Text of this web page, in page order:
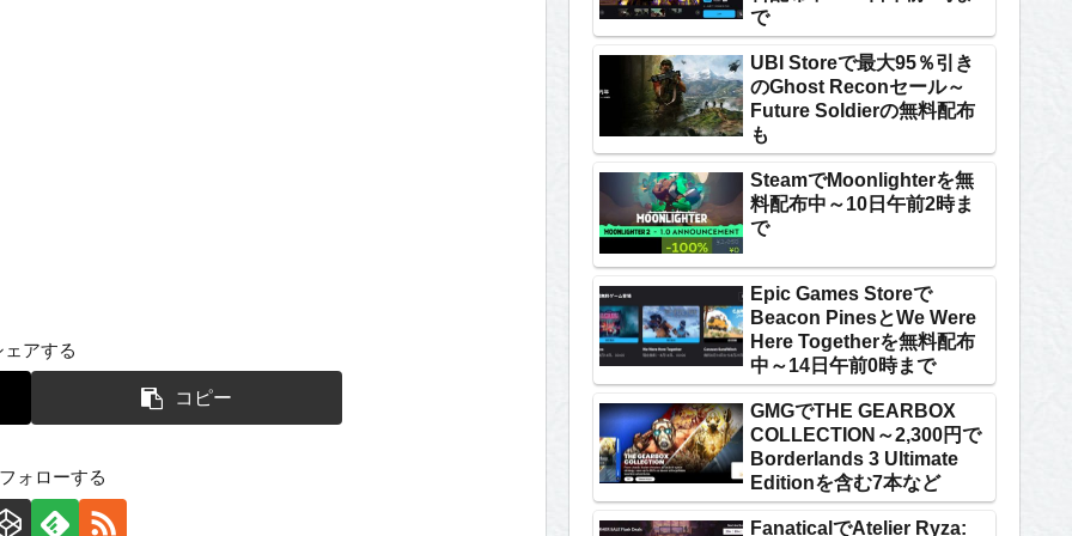
ェアする
コピー
ォローする
で
UBI Storeで最大95％引き
のGhost Reconセール～
Future Soldierの無料配布
も
SteamでMoonlighterを無
料配布中～10日午前2時ま
で
Epic Games Storeで
Beacon PinesとWe Were
Here Togetherを無料配布
中～14日午前0時まで
GMGでTHE GEARBOX
COLLECTION～2,300円で
Borderlands 3 Ultimate
Editionを含む7本など
FanaticalでAtelier Ryza: